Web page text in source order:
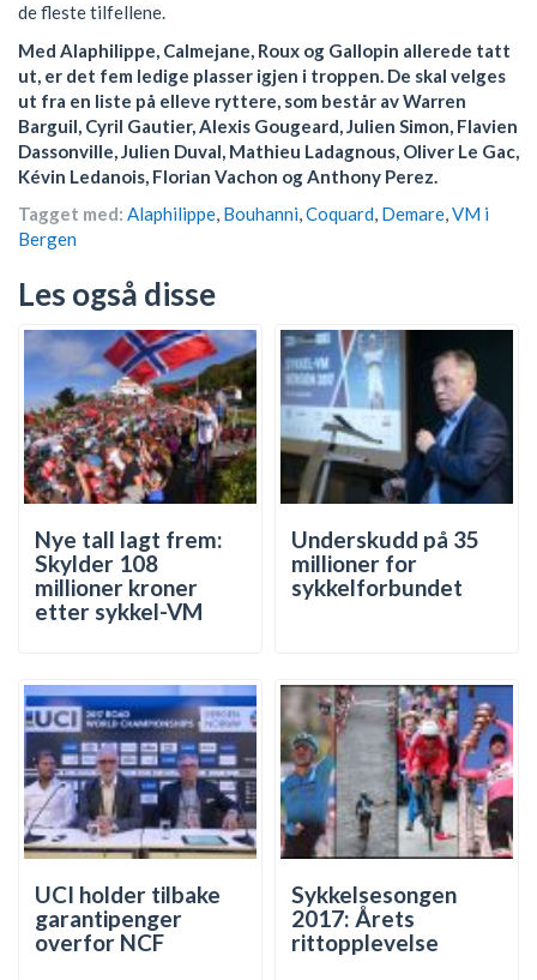
de fleste tilfellene.
Med Alaphilippe, Calmejane, Roux og Gallopin allerede tatt
ut, er det fem ledige plasser igjen i troppen. De skal velges
ut fra en liste på elleve ryttere, som består av Warren
Barguil, Cyril Gautier, Alexis Gougeard, Julien Simon, Flavien
Dassonville, Julien Duval, Mathieu Ladagnous, Oliver Le Gac,
Kévin Ledanois, Florian Vachon og Anthony Perez.
Tagget med: Alaphilippe, Bouhanni,Coquard, Demare,VM i
Bergen
Les også disse
Nye tall lagt frem:
Skylder 108
millioner kroner
etter sykkel-VM
Underskudd på 35
millioner for
sykkelforbundet
UCI holder tilbake
garantipenger
overfor NCF
Sykkelsesongen
2017: Årets
rittopplevelse